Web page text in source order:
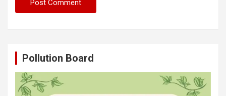
Pollution Board